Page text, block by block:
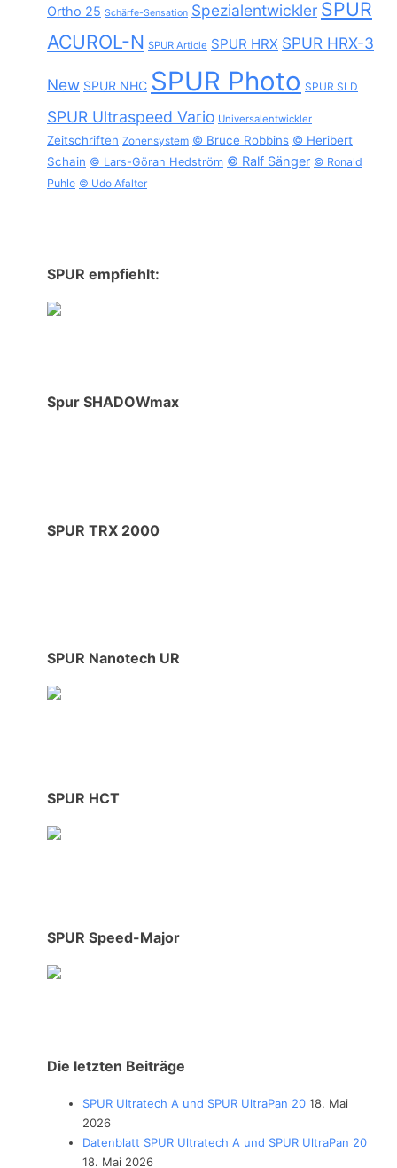
Ortho 25 Schärfe-Sensation Spezialentwickler SPUR
ACUROL-N SPUR Article SPUR HRX SPUR HRX-3
New SPUR NHC SPUR Photo SPUR SLD
SPUR Ultraspeed Vario Universalentwickler
Zeitschriften Zonensystem © Bruce Robbins © Heribert
Schain © Lars-Göran Hedström © Ralf Sänger © Ronald
Puhle © Udo Afalter
SPUR empfiehlt:
Spur SHADOWmax
SPUR TRX 2000
SPUR Nanotech UR
SPUR HCT
SPUR Speed-Major
Die letzten Beiträge
SPUR Ultratech A und SPUR UltraPan 20 18. Mai
2026
Datenblatt SPUR Ultratech A und SPUR UltraPan 20
18. Mai 2026